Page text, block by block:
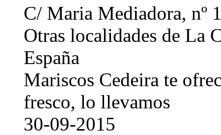
C/ Maria Mediadora, nº
Otras localidades de La
España
Mariscos Cedeira te
fresco, lo llevamos
30-09-2015